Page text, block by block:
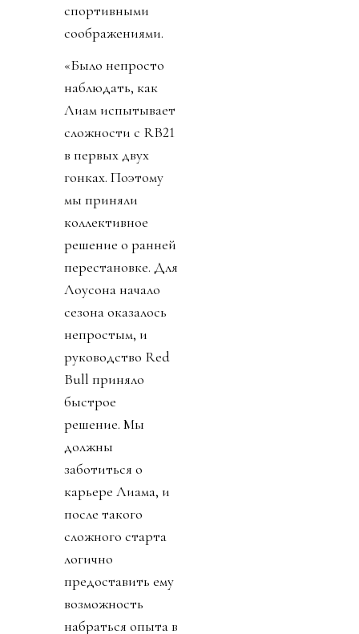
спортивными
соображениями.
«Было непросто
наблюдать, как
Лиам испытывает
сложности с RB21
в первых двух
гонках. Поэтому
мы приняли
коллективное
решение о ранней
перестановке. Для
Лоусона начало
сезона оказалось
непростым, и
руководство Red
Bull приняло
быстрое
решение. Мы
должны
заботиться о
карьере Лиама, и
после такого
сложного старта
логично
предоставить ему
возможность
набраться опыта в